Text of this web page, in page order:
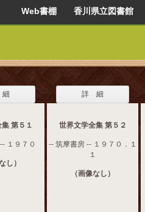
Web書棚 香川県立図書館
第５１
１９７０
し）
詳 細
世界文学全集 第５２
-- 筑摩書房 -- １９７０．１
１
（画像なし）